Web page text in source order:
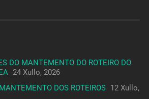
DO MANTEMENTO DO ROTEIRO DO
24 Xullo, 2026
DOS ROTEIROS 12 Xullo,